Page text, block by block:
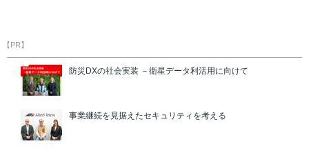
【PR】
防災DXの社会実装 －衛星データ利活用に向けて
事業継続を見据えたセキュリティを考える